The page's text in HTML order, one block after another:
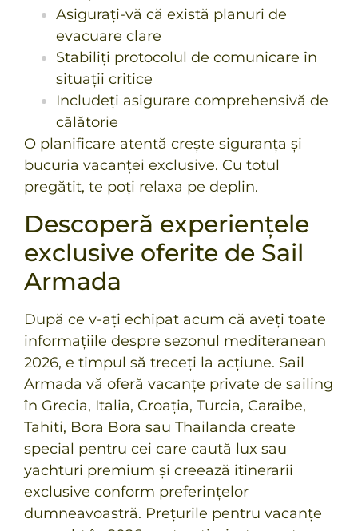
Asigurați-vă că există planuri de
evacuare clare
Stabiliți protocolul de comunicare în
situații critice
Includeți asigurare comprehensivă de
călătorie
O planificare atentă crește siguranța și
bucuria vacanței exclusive. Cu totul
pregătit, te poți relaxa pe deplin.
Descoperă experiențele
exclusive oferite de Sail
Armada
După ce v-ați echipat acum că aveți toate
informațiile despre sezonul mediteranean
2026, e timpul să treceți la acțiune. Sail
Armada vă oferă vacanțe private de sailing
în Grecia, Italia, Croația, Turcia, Caraibe,
Tahiti, Bora Bora sau Thailanda create
special pentru cei care caută lux sau
yachturi premium și creează itinerarii
exclusive conform preferințelor
dumneavoastră. Prețurile pentru vacanțe